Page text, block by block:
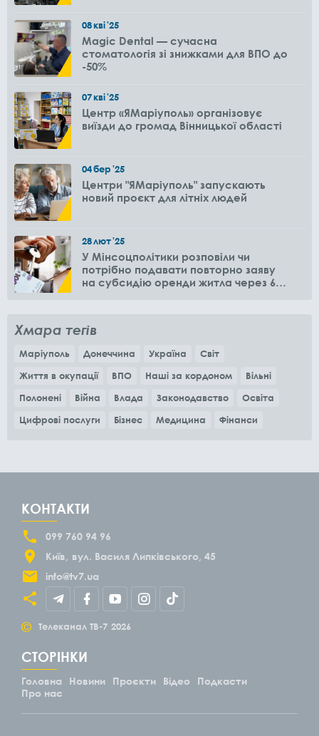
08кві'25
Magic Dental — сучасна
стоматологія зі знижками для ВПО до
-50%
07кві'25
Центр «ЯМаріуполь» організовує
виїзди до громад Вінницької області
04бер'25
Центри "ЯМаріуполь" запускають
новий проєкт для літніх людей
28лют'25
У Мінсоцполітики розповіли чи
потрібно подавати повторно заяву
на субсидію оренди житла через 6
Хмара тегів
Маріуполь Донеччина Україна
Світ
Життя в окупації
ВПО Наші за кордоном
Вільні
Полонені
Війна Влада Законодавство
Освіта
Цифрові послуги
Бізнес Медицина Фінанси
КОНТАКТИ
099 760 94 96
Київ
вул. Василя Липківського, 45
info@tv7.ua
© Телеканал ТВ-7 2026
СТОРІНКИ
Головна Новини Проєкти Відео
Подкасти
Про нас